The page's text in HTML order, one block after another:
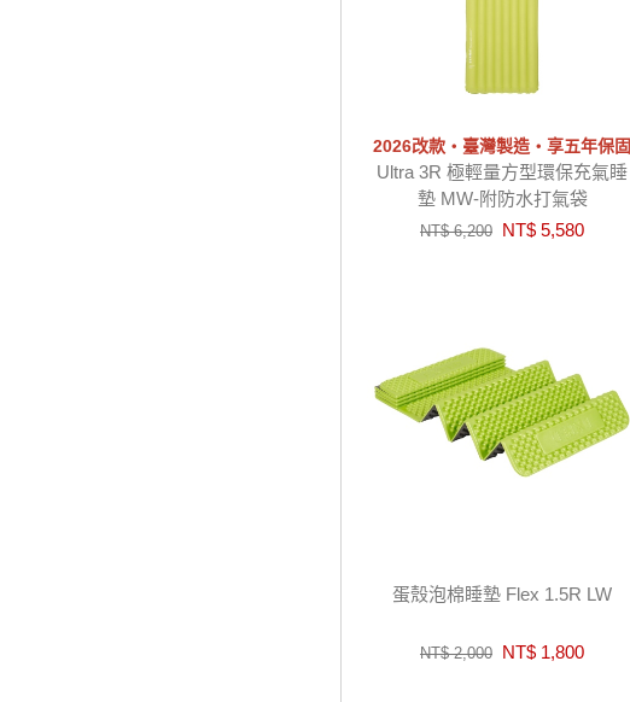
2026改款‧臺灣製造‧享五年保固
Ultra 3R 極輕量方型環保充氣睡
墊 MW-附防水打氣袋
NT$ 6,200 NT$ 5,580
蛋殼泡棉睡墊 Flex 1.5R LW
NT$ 2,000 NT$ 1,800